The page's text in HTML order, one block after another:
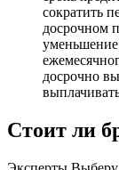
сократить
досрочном
уменьшение
досрочно
Стоит ли